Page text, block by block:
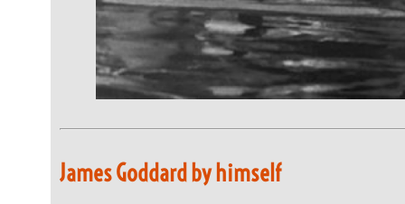
James Goddard by himself